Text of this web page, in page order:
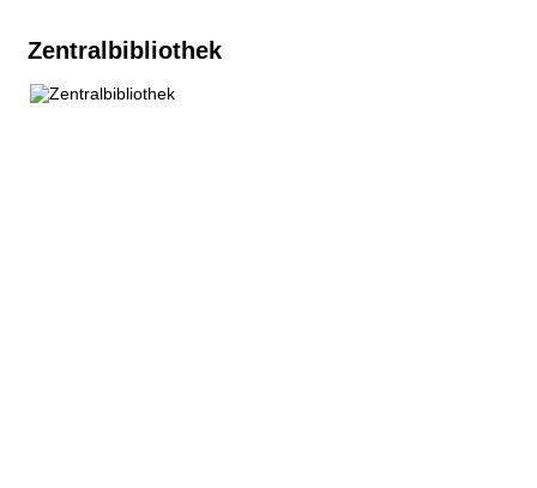
Zentralbibliothek